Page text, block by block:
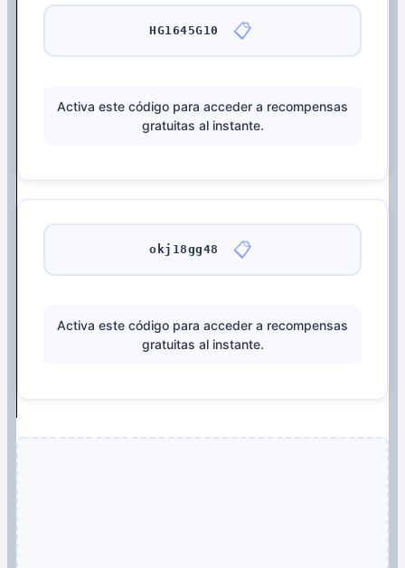
HG1645G10 📋
Activa este código para acceder a recompensas
gratuitas al instante.
okj18gg48 📋
Activa este código para acceder a recompensas
gratuitas al instante.